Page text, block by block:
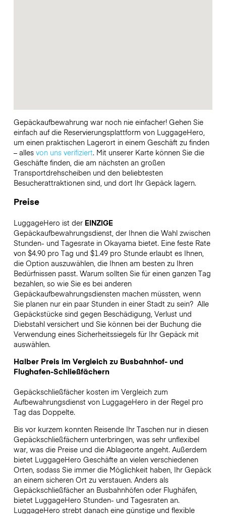
Gepäckaufbewahrung war noch nie einfacher! Gehen Sie
einfach auf die Reservierungsplattform von LuggageHero,
um einen praktischen Lagerort in einem Geschäft zu finden
– alles von uns verifiziert. Mit unserer Karte können Sie die
Geschäfte finden, die am nächsten an großen
Transportdrehscheiben und den beliebtesten
Besucherattraktionen sind, und dort Ihr Gepäck lagern.
Preise
LuggageHero ist der EINZIGE
Gepäckaufbewahrungsdienst, der Ihnen die Wahl zwischen
Stunden- und Tagesrate in Okayama bietet. Eine feste Rate
von $4.90 pro Tag und $1.49 pro Stunde erlaubt es Ihnen,
die Option auszuwählen, die Ihnen am besten zu Ihren
Bedürfnissen passt. Warum sollten Sie für einen ganzen Tag
bezahlen, so wie Sie es bei anderen
Gepäckaufbewahrungsdiensten machen müssten, wenn
Sie planen nur ein paar Stunden in einer Stadt zu sein? Alle
Gepäckstücke sind gegen Beschädigung, Verlust und
Diebstahl versichert und Sie können bei der Buchung die
Verwendung eines Sicherheitssiegels für Ihr Gepäck mit
auswählen.
Halber Preis im Vergleich zu Busbahnhof- und
Flughafen-Schließfächern
Gepäckschließfächer kosten im Vergleich zum
Aufbewahrungsdienst von LuggageHero in der Regel pro
Tag das Doppelte.
Bis vor kurzem konnten Reisende Ihr Taschen nur in diesen
Gepäckschließfächern unterbringen, was sehr unflexibel
war, was die Preise und die Ablageorte angeht. Außerdem
bietet LuggageHero Geschäfte an vielen verschiedenen
Orten, sodass Sie immer die Möglichkeit haben, Ihr Gepäck
an einem sicheren Ort zu verstauen. Anders als
Gepäckschließfächer an Busbahnhöfen oder Flughäfen,
bietet LuggageHero Stunden- und Tagesraten an.
LuggageHero strebt danach eine günstige und flexible